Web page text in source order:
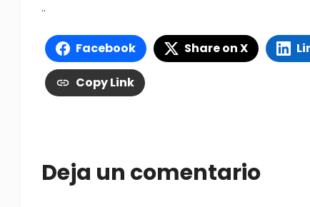
..
Facebook Share on X
Copy Link
Deja un comentario